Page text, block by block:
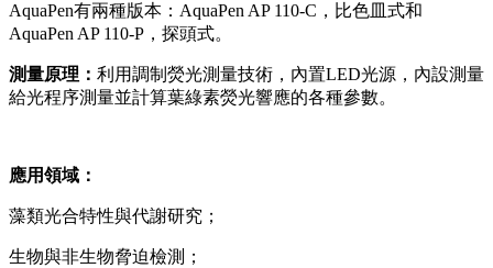
AquaPen有兩種版本：AquaPen AP 110-C，比色皿式和
AquaPen AP 110-P，探頭式。
測量原理： 利用調制熒光測量技術，內置LED光源，內設測量
給光程序測量並計算葉綠素熒光響應的各種參數。
應用領域：
藻類光合特性與代謝研究；
生物與非生物脅迫檢測；